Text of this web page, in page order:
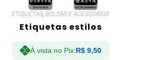
ETIQUETAS,BOLSAS E ACESSÓRIOS
Etiquetas estilos
À vista no Pix:R$9,50